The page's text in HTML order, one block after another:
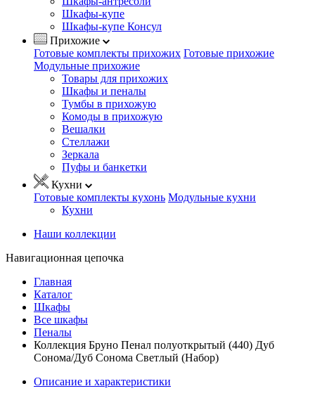
Шкафы-купе
Шкафы-купе Консул
Прихожие
Готовые комплекты прихожих Готовые прихожие
Модульные прихожие
Товары для прихожих
Шкафы и пеналы
Тумбы в прихожую
Комоды в прихожую
Вешалки
Стеллажи
Зеркала
Пуфы и банкетки
Кухни
Готовые комплекты кухонь Модульные кухни
Кухни
Наши коллекции
Навигационная цепочка
Главная
Каталог
Шкафы
Все шкафы
Пеналы
Коллекция Бруно Пенал полуоткрытый (440) Дуб
Сонома/Дуб Сонома Светлый (Набор)
Описание и характеристики